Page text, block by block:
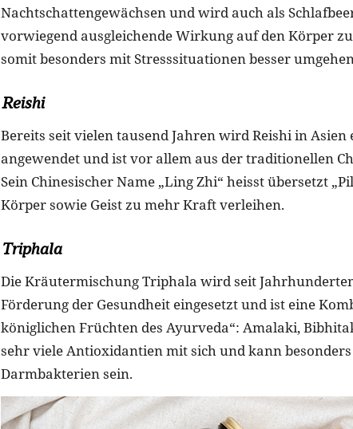
Nachtschattengewächsen und wird auch als
vorwiegend ausgleichende Wirkung auf den Körper
somit besonders mit Stresssituationen besser
Reishi
Bereits seit vielen tausend Jahren wird Reishi in
angewendet und ist vor allem aus der traditionellen
Sein Chinesischer Name „Ling Zhi“ heisst übersetzt
Körper sowie Geist zu mehr Kraft verleihen.
Triphala
Die Kräutermischung Triphala wird seit
Förderung der Gesundheit eingesetzt und ist eine
königlichen Früchten des Ayurveda“: Amalaki,
sehr viele Antioxidantien mit sich und kann
Darmbakterien sein.